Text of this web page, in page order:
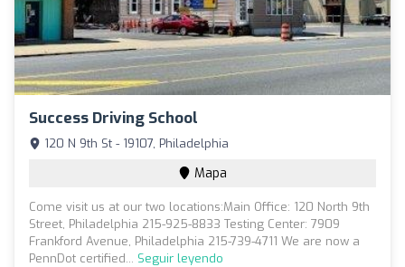
Success Driving School
120 N 9th St - 19107, Philadelphia
Mapa
Come visit us at our two locations:Main Office: 120 North 9th
Street, Philadelphia 215-925-8833 Testing Center: 7909
Frankford Avenue, Philadelphia 215-739-4711 We are now a
PennDot certified... Seguir leyendo